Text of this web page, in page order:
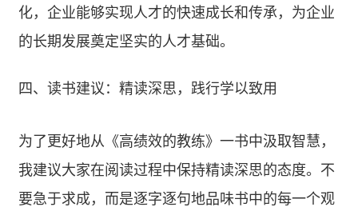
化，企业能够实现人才的快速成长和传承，为企业
的长期发展奠定坚实的人才基础。
四、读书建议：精读深思，践行学以致用
为了更好地从《高绩效的教练》一书中汲取智慧，
我建议大家在阅读过程中保持精读深思的态度。不
要急于求成，而是逐字逐句地品味书中的每一个观